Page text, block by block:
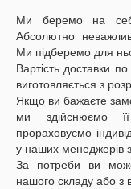
Ми беремо на
Абсолютно
Ми підберемо для
Вартість доставки
виготовляється з
Якщо ви бажаєте
ми здійснюємо
прораховуємо
у наших менеджерів
За потреби ви
нашого складу або з